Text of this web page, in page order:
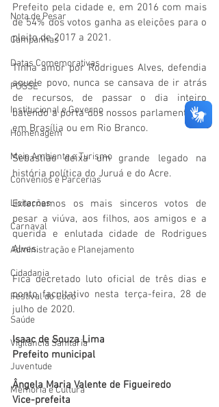
Nota de Pesar
Campanhas
Datas Comemorativas
POSSE
Institucional e Governo
Homenagem
Meio Ambiente e Turismo
Convênios e Parcerias
Licitações
Carnaval
Administração e Planejamento
Cidadania
Festival do Coco
Saúde
Vigilãncia Sanitária
Juventude
Memória e Cultura
Prefeito pela cidade e, em 2016 com mais
de 54% dos votos ganha as eleições para o
pleito de 2017 a 2021.
Tinha amor por Rodrigues Alves, defendia
aquele povo, nunca se cansava de ir atrás
de recursos, de passar o dia inteiro
batendo a porta dos nossos parlamentares
em Brasília ou em Rio Branco.
Sebastião deixa um grande legado na
história política do Juruá e do Acre.
Externamos os mais sinceros votos de
pesar a viúva, aos filhos, aos amigos e a
querida e enlutada cidade de Rodrigues
Alves.
Fica decretado luto oficial de três dias e
ponto facultativo nesta terça-feira, 28 de
julho de 2020.
Isaac de Souza Lima
Prefeito municipal
Ângela Maria Valente de Figueiredo
Vice-prefeita